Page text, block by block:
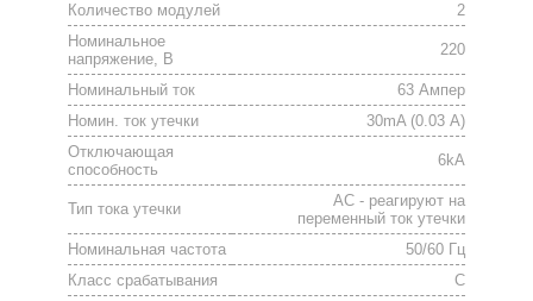
Количество модулей
2
Номинальное
напряжение, В
220
Номинальный ток
63 Ампер
Номин. ток утечки
30mA (0.03 А)
Отключающая
способность
6kА
Тип тока утечки
АС - реагируют на
переменный ток утечки
Номинальная частота
50/60 Гц
Класс срабатывания
C